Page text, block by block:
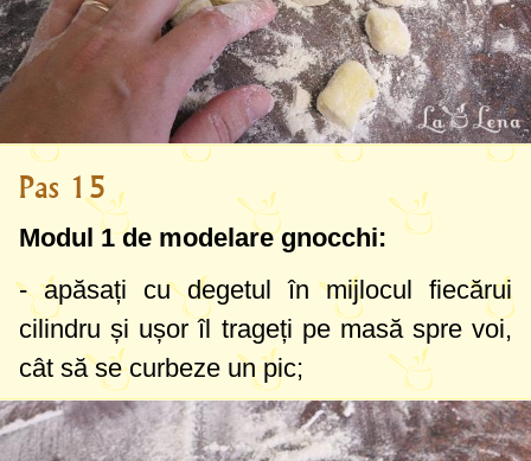
Pas 15
Modul 1 de modelare gnocchi:
- apăsați cu degetul în mijlocul fiecărui
cilindru și ușor îl trageți pe masă spre voi,
cât să se curbeze un pic;